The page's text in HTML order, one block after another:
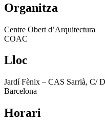
Organitza
Centre Obert d’Arquitectura
COAC
Lloc
Jardí Fènix – CAS Sarrià, C/
Barcelona
Horari